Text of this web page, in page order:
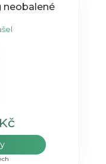
neobalené